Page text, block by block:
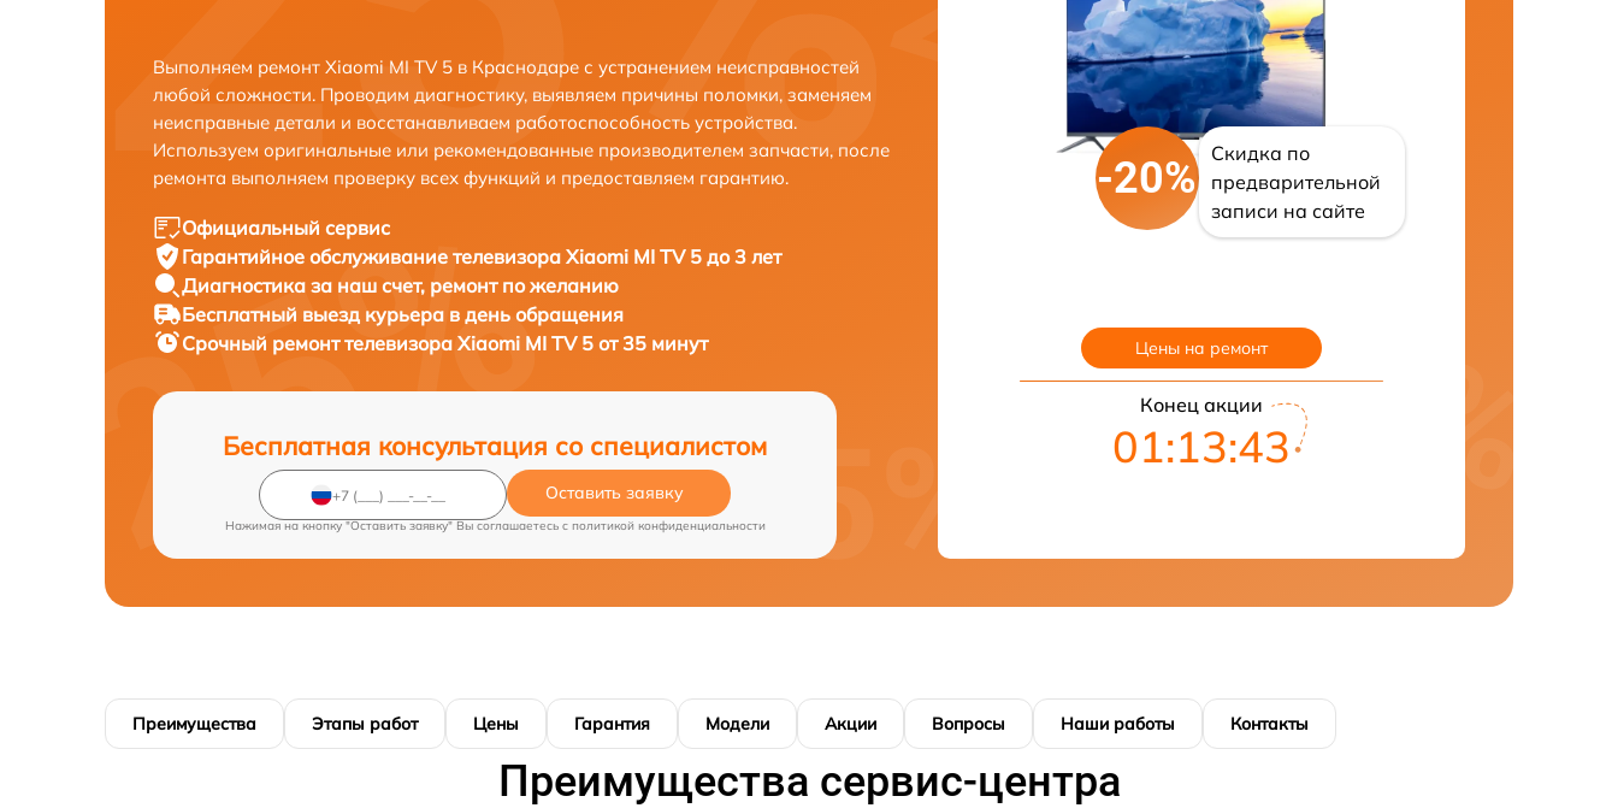
Выполняем ремонт Xiaomi MI TV 5 в Краснодаре с устранением неисправностей
любой сложности. Проводим диагностику, выявляем причины поломки, заменяем
неисправные детали и восстанавливаем работоспособность устройства.
Используем оригинальные или рекомендованные производителем запчасти, после
ремонта выполняем проверку всех функций и предоставляем гарантию.
Официальный сервис
Гарантийное обслуживание телевизора Xiaomi MI TV 5 до 3 лет
Диагностика за наш счет, ремонт по желанию
Бесплатный выезд курьера в день обращения
Срочный ремонттелевизора Xiaomi MI TV 5 от 35 минут
Бесплатная консультация со специалистом
Оставить заявку
Нажимая на кнопку "Оставить заявку" Вы соглашаетесь c политикой конфиденциальности
-20%
Скидка по
предварительной
записи на сайте
Цены на ремонт
Конец акции
01:13:42
Преимущества Этапы работ Цены Гарантия Модели Акции Вопросы Наши работы Контакты
Преимущества сервис-центра